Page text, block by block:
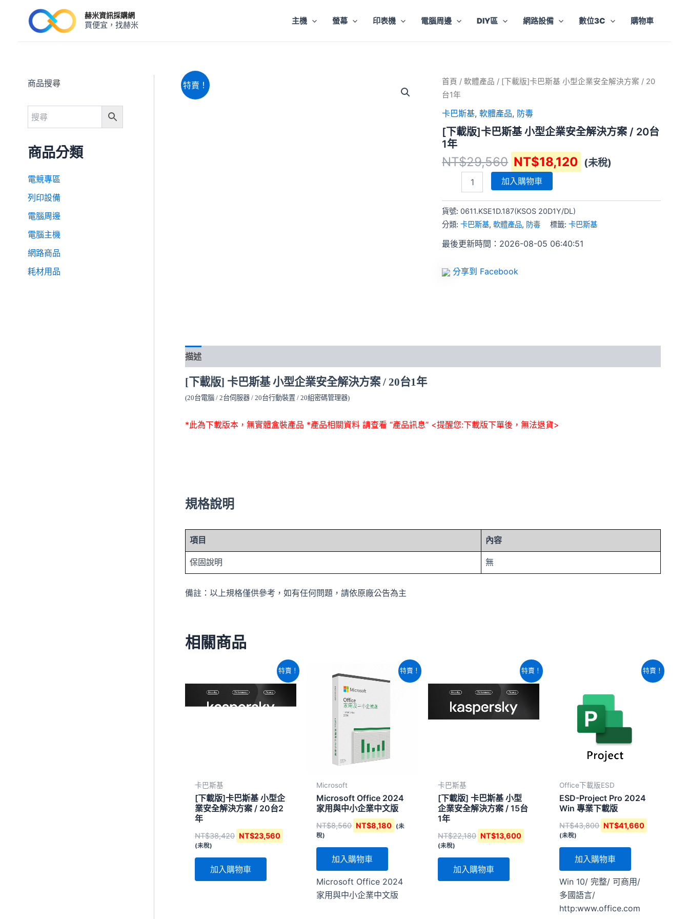
赫米資訊採購網
買便宜，找赫米 主機 螢幕 印表機 電腦周邊 DIY區 網路設備 數位3C 購物車
商品搜尋
商品分類
電競專區
列印設備
電腦周邊
電腦主機
網路商品
耗材用品
特賣！ 首頁 /軟體產品 / [下載版]卡巴斯基 小型企業安全解決方案 / 20
台1年
卡巴斯基,軟體產品, 防毒
[下載版]卡巴斯基 小型企業安全解決方案 / 20台
1年
NT$29,560
原
價
格：
NT$29,560。
NT$18,120
目
NT$18,120。
(未稅)
[下
載
版]
卡
巴
斯
基
型
全
解
決
案
台
加入購物車
貨號:0611.KSE1D.187(KSOS 20D1Y/DL)
分類:卡巴斯基,軟體產品, 防毒 標籤:卡巴斯基
最後更新時間：2026-08-05 06:40:51
分享到 Facebook
描述
[下載版] 卡巴斯基 小型企業安全解決方案 / 20台1年
(20台電腦 / 2台伺服器 / 20台行動裝置 / 20組密碼管理器)
*此為下載版本，無實體盒裝產品 *產品相關資料 請查看 “產品訊息” <提醒您:下載版下單後，無法退貨>
規格說明
項目 內容
保固說明 無
備註：以上規格僅供參考，如有任何問題，請依原廠公告為主
相關商品
特賣！
卡巴斯基
[下載版]卡巴斯基 小型企
業安全解決方案 / 20台2
年
NT$38,420
價
格：
NT$38,420。
NT$23,560
目
前
價
(未稅)
加入購物車
特賣！
Microsoft
Microsoft Office 2024
家用與中小企業中文版
NT$8,560
始
格：
NT$8,560。
NT$8,180
目
前
(未
稅)
加入購物車
Microsoft Office 2024
家用與中小企業中文版
特賣！
卡巴斯基
[下載版] 卡巴斯基 小型
企業安全解決方案 / 15台
1年
NT$22,180
價
格：
NT$22,180。
NT$13,600
目
前
價
(未稅)
加入購物車
特賣！
Office下載版ESD
ESD-Project Pro 2024
Win 專業下載版
NT$43,800
格：
NT$43,800。
NT$41,660
目
前
價
(未稅)
加入購物車
Win 10/ 完整/ 可商用/
多國語言/
http:www.office.com